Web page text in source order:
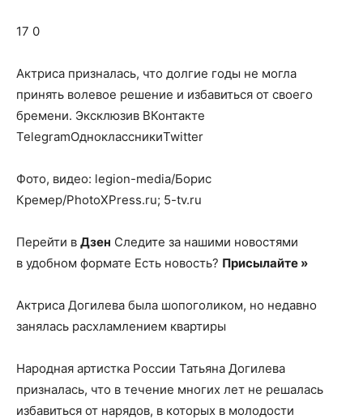
17 0
Актриса призналась, что долгие годы не могла
принять волевое решение и избавиться от своего
бремени. Эксклюзив ВКонтакте
TelegramОдноклассникиTwitter
Фото, видео: legion-media/Борис
Кремер/PhotoXPress.ru; 5-tv.ru
Перейти в Дзен Следите за нашими новостями
в удобном формате Есть новость? Присылайте »
Актриса Догилева была шопоголиком, но недавно
занялась расхламлением квартиры
Народная артистка России Татьяна Догилева
призналась, что в течение многих лет не решалась
избавиться от нарядов, в которых в молодости